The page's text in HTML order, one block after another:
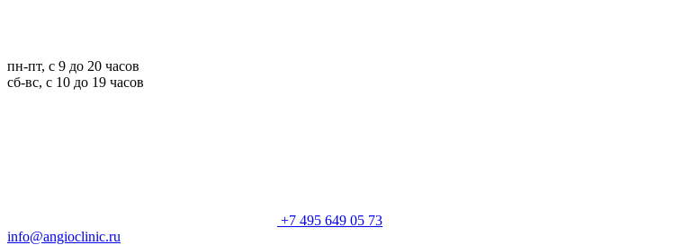
пн-пт, с 9 до 20 часов
сб-вс, с 10 до 19 часов
+7 495 649 05 73
info@angioclinic.ru